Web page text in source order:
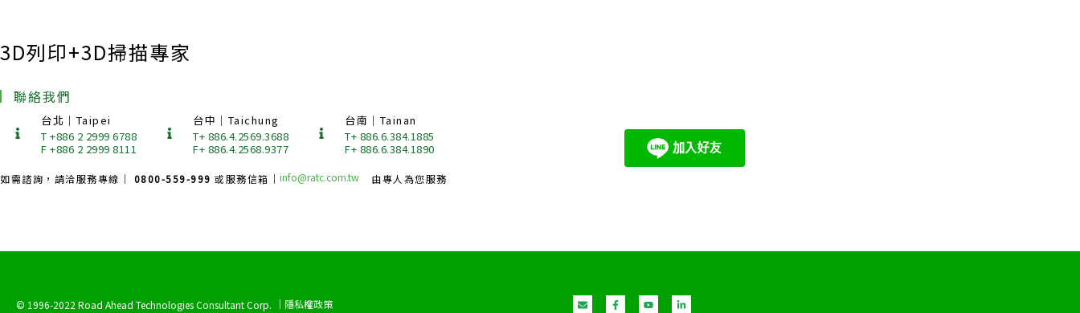
3D列印+3D掃描專家
聯絡我們
台北｜Taipei
T +886 2 2999 6788
F +886 2 2999 8111
台中｜Taichung
T+ 886.4.2569.3688
F+ 886.4.2568.9377
台南｜Tainan
T+ 886.6.384.1885
F+ 886.6.384.1890
如需諮詢，請洽服務專線｜ 0800-559-999 或服務信箱｜ info@ratc.com.tw 由專人為您服務
© 1996-2022 Road Ahead Technologies Consultant Corp. ｜隱私權政策 E
n
F
a
Y
o
L
i